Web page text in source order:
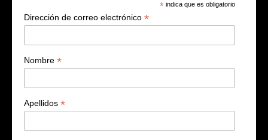
* indica que es obligatorio
Dirección de correo electrónico *
Nombre *
Apellidos *